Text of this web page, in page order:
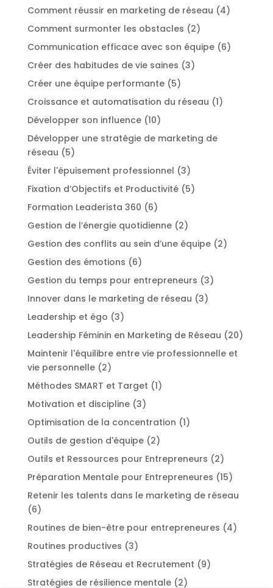
Comment réussir en marketing de réseau (4)
Comment surmonter les obstacles (2)
Communication efficace avec son équipe(6)
Créer des habitudes de vie saines (3)
Créer une équipe performante(5)
Croissance et automatisation du réseau (1)
Développer son influence(10)
Développer une stratégie de marketing de
réseau (5)
Éviter l'épuisement professionnel (3)
Fixation d’Objectifs et Productivité(5)
Formation Leaderista 360 (6)
Gestion de l’énergie quotidienne(2)
Gestion des conflits au sein d’une équipe(2)
Gestion des émotions (6)
Gestion du temps pour entrepreneurs (3)
Innover dans le marketing de réseau (3)
Leadership et égo (3)
Leadership Féminin en Marketing de Réseau (20)
Maintenir l'équilibre entre vie professionnelle et
vie personnelle(2)
Méthodes SMART et Target (1)
Motivation et discipline(3)
Optimisation de la concentration (1)
Outils de gestion d'équipe(2)
Outils et Ressources pour Entrepreneurs (2)
Préparation Mentale pour Entrepreneures (15)
Retenir les talents dans le marketing de réseau
(6)
Routines de bien-être pour entrepreneures (4)
Routines productives (3)
Stratégies de Réseau et Recrutement (9)
Stratégies de résilience mentale(2)